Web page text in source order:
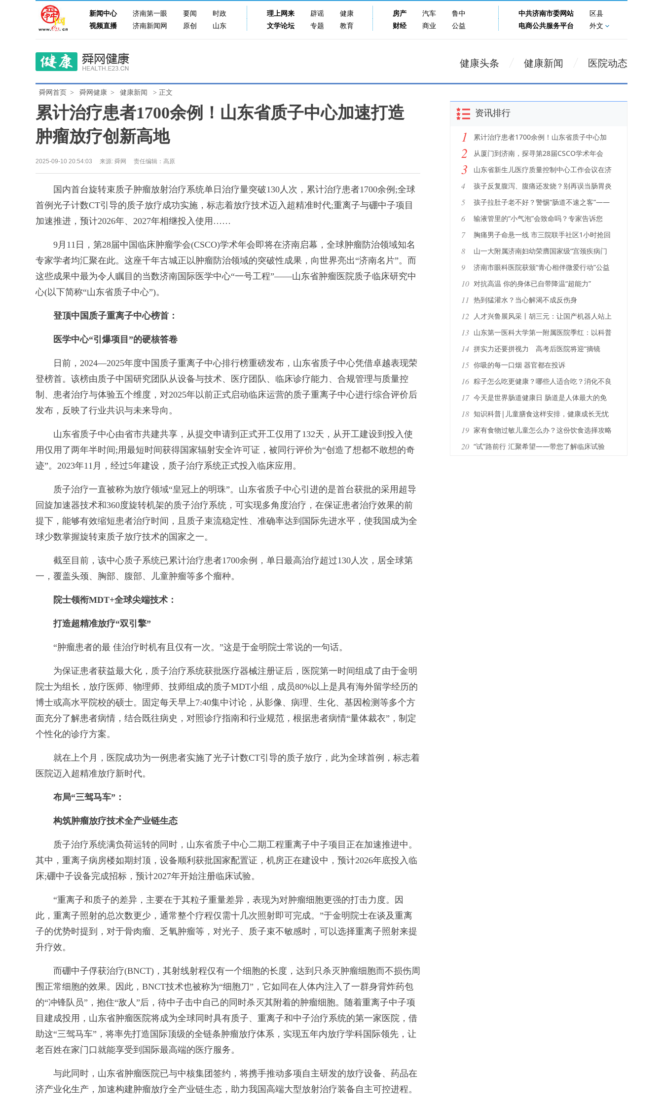
新闻中心 济南第一眼 要闻 时政 理上网来 辟谣 健康 房产 汽车 鲁中 中共济南市委网站
区县
视频直播
济南新闻网 原创 山东 文学论坛 专题 教育 财经 商业 公益 电商公共服务平台 外文
健康头条 健康新闻 医院动态
舜网首页 > 舜网健康 > 健康新闻 > 正文
累计治疗患者1700余例！山东省质子中心加速打造
肿瘤放疗创新高地
2025-09-10 20:54:03 来源: 舜网 责任编辑：高原
国内首台旋转束质子肿瘤放射治疗系统单日治疗量突破130人次，累计治疗患者1700余例;全球
首例光子计数CT引导的质子放疗成功实施，标志着放疗技术迈入超精准时代;重离子与硼中子项目
加速推进，预计2026年、2027年相继投入使用……
9月11日，第28届中国临床肿瘤学会(CSCO)学术年会即将在济南启幕，全球肿瘤防治领域知名
专家学者均汇聚在此。这座千年古城正以肿瘤防治领域的突破性成果，向世界亮出“济南名片”。而
这些成果中最为令人瞩目的当数济南国际医学中心“一号工程”——山东省肿瘤医院质子临床研究中
心(以下简称“山东省质子中心”)。
登顶中国质子重离子中心榜首：
医学中心“引爆项目”的硬核答卷
日前，2024—2025年度中国质子重离子中心排行榜重磅发布，山东省质子中心凭借卓越表现荣
登榜首。该榜由质子中国研究团队从设备与技术、医疗团队、临床诊疗能力、合规管理与质量控
制、患者治疗与体验五个维度，对2025年以前正式启动临床运营的质子重离子中心进行综合评价后
发布，反映了行业共识与未来导向。
山东省质子中心由省市共建共享，从提交申请到正式开工仅用了132天，从开工建设到投入使
用仅用了两年半时间;用最短时间获得国家辐射安全许可证，被同行评价为“创造了想都不敢想的奇
迹”。2023年11月，经过5年建设，质子治疗系统正式投入临床应用。
质子治疗一直被称为放疗领域“皇冠上的明珠”。山东省质子中心引进的是首台获批的采用超导
回旋加速器技术和360度旋转机架的质子治疗系统，可实现多角度治疗，在保证患者治疗效果的前
提下，能够有效缩短患者治疗时间，且质子束流稳定性、准确率达到国际先进水平，使我国成为全
球少数掌握旋转束质子放疗技术的国家之一。
截至目前，该中心质子系统已累计治疗患者1700余例，单日最高治疗超过130人次，居全球第
一，覆盖头颈、胸部、腹部、儿童肿瘤等多个瘤种。
院士领衔MDT+全球尖端技术：
打造超精准放疗“双引擎”
“肿瘤患者的最 佳治疗时机有且仅有一次。”这是于金明院士常说的一句话。
为保证患者获益最大化，质子治疗系统获批医疗器械注册证后，医院第一时间组成了由于金明
院士为组长，放疗医师、物理师、技师组成的质子MDT小组，成员80%以上是具有海外留学经历的
博士或高水平院校的硕士。固定每天早上7:40集中讨论，从影像、病理、生化、基因检测等多个方
面充分了解患者病情，结合既往病史，对照诊疗指南和行业规范，根据患者病情“量体裁衣”，制定
个性化的诊疗方案。
就在上个月，医院成功为一例患者实施了光子计数CT引导的质子放疗，此为全球首例，标志着
医院迈入超精准放疗新时代。
布局“三驾马车”：
构筑肿瘤放疗技术全产业链生态
质子治疗系统满负荷运转的同时，山东省质子中心二期工程重离子中子项目正在加速推进中。
其中，重离子病房楼如期封顶，设备顺利获批国家配置证，机房正在建设中，预计2026年底投入临
床;硼中子设备完成招标，预计2027年开始注册临床试验。
“重离子和质子的差异，主要在于其粒子重量差异，表现为对肿瘤细胞更强的打击力度。因
此，重离子照射的总次数更少，通常整个疗程仅需十几次照射即可完成。”于金明院士在谈及重离
子的优势时提到，对于骨肉瘤、乏氧肿瘤等，对光子、质子束不敏感时，可以选择重离子照射来提
升疗效。
而硼中子俘获治疗(BNCT)，其射线射程仅有一个细胞的长度，达到只杀灭肿瘤细胞而不损伤周
围正常细胞的效果。因此，BNCT技术也被称为“细胞刀”，它如同在人体内注入了一群身背炸药包
的“冲锋队员”，抱住“敌人”后，待中子击中自己的同时杀灭其附着的肿瘤细胞。随着重离子中子项
目建成投用，山东省肿瘤医院将成为全球同时具有质子、重离子和中子治疗系统的第一家医院，借
助这“三驾马车”，将率先打造国际顶级的全链条肿瘤放疗体系，实现五年内放疗学科国际领先，让
老百姓在家门口就能享受到国际最高端的医疗服务。
与此同时，山东省肿瘤医院已与中核集团签约，将携手推动多项自主研发的放疗设备、药品在
济产业化生产，加速构建肿瘤放疗全产业链生态，助力我国高端大型放射治疗装备自主可控进程。
资讯排行
1
累计治疗患者1700余例！山东省质子中心加
速打造肿瘤放疗创新高地
2
从厦门到济南，探寻第28届CSCO学术年会
的“隐藏款”
3
山东省新生儿医疗质量控制中心工作会议在济
南召开
4 孩子反复腹泻、腹痛还发烧？别再误当肠胃炎
5
孩子拉肚子老不好？警惕“肠道不速之客”——
艰难梭菌
6 输液管里的“小气泡”会致命吗？专家告诉您
7
胸痛男子命悬一线 市三院联手社区1小时抢回
生命
8
山一大附属济南妇幼荣膺国家级“宫颈疾病门
诊”建设单位
9
济南市眼科医院获颁“青心相伴微爱行动”公益
支持单位证书
10 对抗高温 你的身体已自带降温“超能力”
11 热到猛灌水？当心解渴不成反伤身
12
人才兴鲁展风采丨胡三元：让国产机器人站上
腹腔镜手术台
13 山东第一医科大学第一附属医院季红：以科普
之力守护健康之光
14 拼实力还要拼视力 高考后医院将迎“摘镜
潮”敲黑板！山东省眼科医院专家详解摘镜手
术
15 你吸的每一口烟 器官都在投诉
16 粽子怎么吃更健康？哪些人适合吃？消化不良
怎么办？
17 今天是世界肠道健康日 肠道是人体最大的免
疫器官“肠”健康才能常健康
18 知识科普|儿童膳食这样安排，健康成长无忧
19 家有食物过敏儿童怎么办？这份饮食选择攻略
请收好
20 “试”路前行 汇聚希望——带您了解临床试验